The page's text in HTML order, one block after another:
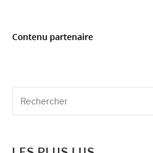
Recherche